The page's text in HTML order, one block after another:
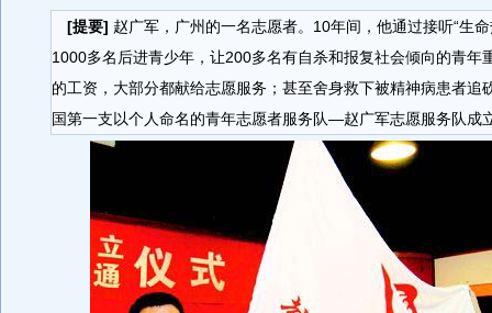
[提要] 赵广军，广州的一名志愿者。10年间，他通过接听“生
1000多名后进青少年，让200多名有自杀和报复社会倾向的青年
的工资，大部分都献给志愿服务；甚至舍身救下被精神病患者
国第一支以个人命名的青年志愿者服务队—赵广军志愿服务队成